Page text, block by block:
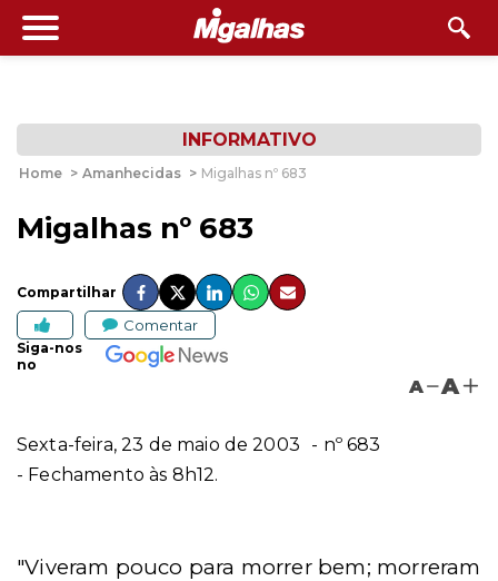
INFORMATIVO
Home > Amanhecidas > Migalhas nº 683
Migalhas nº 683
Compartilhar
Comentar
Siga-nos
no
A A
Sexta-feira, 23 de maio de 2003
- nº 683
- Fechamento às 8h12.
"Viveram pouco para morrer bem; morreram